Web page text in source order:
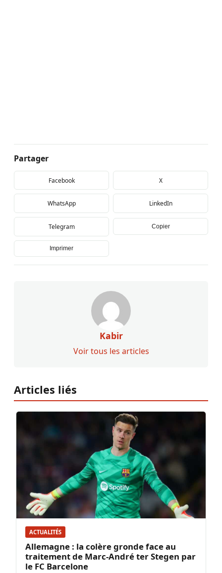
Partager
Facebook X
WhatsApp LinkedIn
Telegram Copier
Imprimer
Kabir
Voir tous les articles
Articles liés
ACTUALITÉS
Allemagne : la colère gronde face au
traitement de Marc-André ter Stegen par
le FC Barcelone